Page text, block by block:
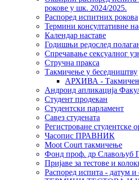
рокове у шк. 2024/2025.
Распоред испитних рокова
Термини консултативне
Календар наставе
Годишњи редослед
Спречавање сексуалног
Стручна пракса
Такмичење у беседништву
АРХИВА -
Андроид апликација
Студент продекан
Студентски парламент
Савез студената
Регистроване студентске
Часопис ПРАВНИК
Moot Court такмичење
Фонд проф. др Славољуб
Пријаве за тестове и
Распоред испита - датум и